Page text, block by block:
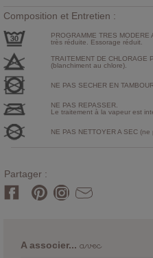
Composition et Entretien :
PROGRAMME TRES
très réduite. Essorage réduit.
TRAITEMENT DE CHLORAGE
(blanchiment au chlore).
NE PAS SECHER EN
NE PAS REPASSER.
Le traitement à la vapeur est
NE PAS NETTOYER A SEC
Partager :
A associer...